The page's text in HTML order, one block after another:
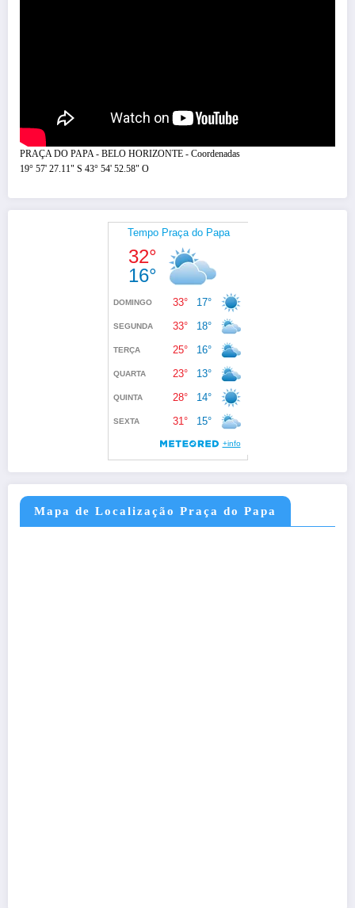
PRAÇA DO PAPA - BELO HORIZONTE - Coordenadas
19° 57' 27.11" S 43° 54' 52.58" O
Mapa de Localização Praça do Papa